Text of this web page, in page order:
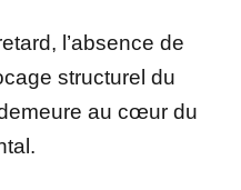
l’absence de
structurel du
au cœur du